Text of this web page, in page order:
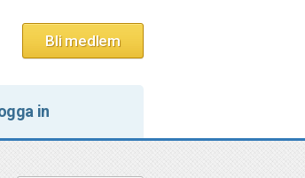
Bli medlem
in